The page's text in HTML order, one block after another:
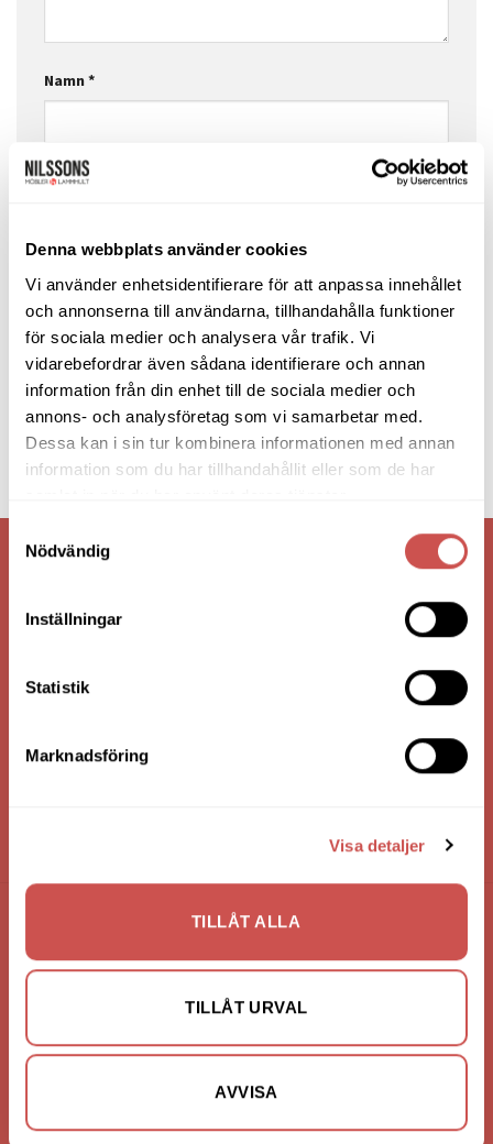
Denna webbplats använder cookies
Vi använder enhetsidentifierare för att anpassa innehållet
och annonserna till användarna, tillhandahålla funktioner
för sociala medier och analysera vår trafik. Vi
vidarebefordrar även sådana identifierare och annan
information från din enhet till de sociala medier och
annons- och analysföretag som vi samarbetar med.
Dessa kan i sin tur kombinera informationen med annan
information som du har tillhandahållit eller som de har
Nödvändig
Inställningar
Statistik
Marknadsföring
Visa detaljer
TILLÅT ALLA
TILLÅT URVAL
AVVISA
Namn*
E-postadress
Webbplats
VI ÄR: TRYGGHET - SERVICE - KVALITET
FÖRETAGSUPPGIFTER
363 44 Lammhult
Bankgiro: 275-4836